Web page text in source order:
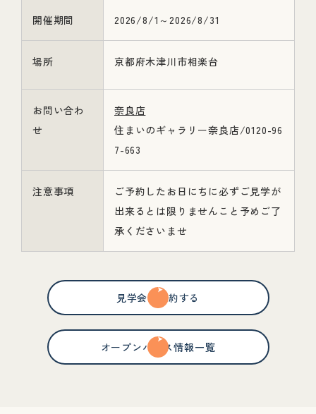
開催期間 2026/8/1～2026/8/31
場所 京都府木津川市相楽台
お問い合わ
せ
奈良店
住まいのギャラリー奈良店/0120-96
7-663
注意事項
ご予約したお日にちに必ずご見学が
出来るとは限りませんこと予めご了
承くださいませ
見学会を予約する
オープンハウス情報一覧